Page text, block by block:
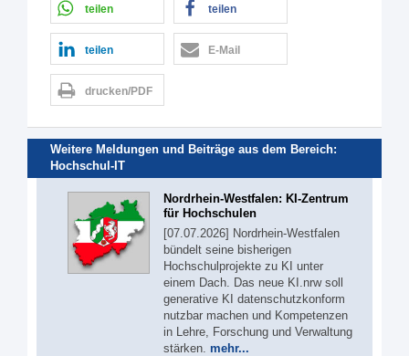
teilen teilen
teilen E-Mail
drucken/PDF
Weitere Meldungen und Beiträge aus dem Bereich:
Hochschul-IT
Nordrhein-Westfalen: KI-Zentrum
für Hochschulen
[07.07.2026] Nordrhein-Westfalen
bündelt seine bisherigen
Hochschulprojekte zu KI unter
einem Dach. Das neue KI.nrw soll
generative KI datenschutzkonform
nutzbar machen und Kompetenzen
in Lehre, Forschung und Verwaltung
stärken. mehr...